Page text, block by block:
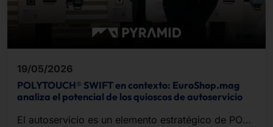
19/05/2026
POLYTOUCH® SWIFT en contexto: EuroShop.mag
analiza el potencial de los quioscos de autoservicio
El autoservicio es un elemento estratégico de POS